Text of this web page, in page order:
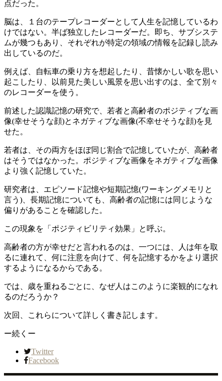
点だった。
脳は、１台のテープレコーダーとして人生を記憶しているわ
けではない。半ば独立したレコーダーだ。即ち、サブシステ
ムが幾つもあり、それぞれが特定の領域の情報を記録し読み
出しているのだ。
例えば、自転車の乗り方を想起したり、昔懐かしい歌を思い
起こしたり、以前見た美しい風景を思い出すのは、全て別々
のレコーダーを使う。
前述した認識記憶の研究で、若者と高齢者のポジティブな画
像(幸せそうな顔)とネガティブな画像(不幸せそうな顔)を見
せた。
若者は、その両方をほぼ同じ割合で記憶していたが、高齢者
はそうではなかった。ポジティブな画像をネガティブな画像
より強く記憶していた。
研究者は、エピソード記憶や短期記憶(ワーキングメモリと
言う)、長期記憶についても、高齢者の記憶には同じような
偏りがあることを確認した。
この現象を「ポジティビリティ効果」と呼ぶ。
高齢者の方が幸せだと言われるのは、一つには、人は年を取
るに連れて、何に注意を向けて、何を記憶するかをより選択
するようになるからである。
では、歳を重ねるごとに、なぜ人はこのように楽観的になれ
るのだろうか？
次回、これらについて詳しく書き記します。
ー続くー
Twitter
Facebook